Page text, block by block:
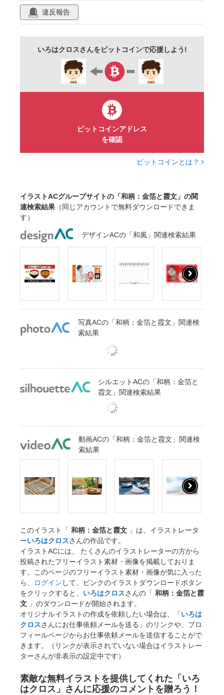
違反報告
いろはクロスさんをビットコインで応援しよう!
ビットコインアドレス
を確認
ビットコインとは？
イラストACグループサイトの「和柄：金箔と霞文」の関
連検索結果 （同じアカウントで無料ダウンロードできま
す）
デザインACの「和風」関連検索結果
写真ACの「和柄：金箔と霞文」関連検
索結果
シルエットACの「和柄：金箔と
霞文」関連検索結果
動画ACの「和柄：金箔と霞文」関連検
索結果
このイラスト「 和柄：金箔と霞文 」は、イラストレータ
ーいろはクロスさんの作品です。
イラストACには、 たくさんのイラストレーターの方から
投稿されたフリーイラスト素材・画像を掲載しておりま
す。このページのフリーイラスト素材・画像が気に入った
ら、
ログイン して、ピンクのイラストダウンロードボタン
をクリックすると、 いろはクロスさんの「 和柄：金箔と霞
文 」のダウンロードが開始されます。
オリジナルイラストの作成を依頼したい場合は、「いろは
クロスさんにお仕事依頼メールを送る」のリンクや、プロ
フィールページからお仕事依頼メールを送信することがで
きます。（リンクが表示されていない場合はイラストレー
ターさんが非表示の設定中です）
素敵な無料イラストを提供してくれた「いろ
はクロス」さんに応援のコメントを贈ろう！